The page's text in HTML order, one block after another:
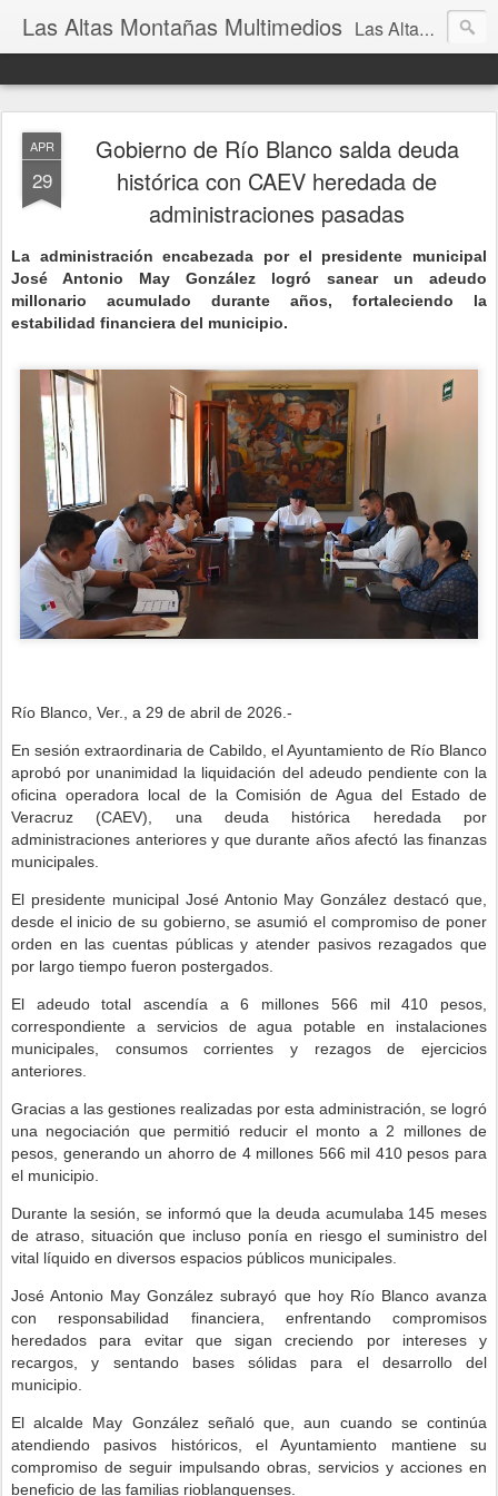
Las Altas Montañas Multimedios Las Altas Montañas Multimedios
APR
29
Gobierno de Río Blanco salda deuda
histórica con CAEV heredada de
administraciones pasadas
La administración encabezada por el presidente municipal
José Antonio May González logró sanear un adeudo
millonario acumulado durante años, fortaleciendo la
estabilidad financiera del municipio.
Río Blanco, Ver., a 29 de abril de 2026.-
En sesión extraordinaria de Cabildo, el Ayuntamiento de Río Blanco
aprobó por unanimidad la liquidación del adeudo pendiente con la
oficina operadora local de la Comisión de Agua del Estado de
Veracruz (CAEV), una deuda histórica heredada por
administraciones anteriores y que durante años afectó las finanzas
municipales.
El presidente municipal José Antonio May González destacó que,
desde el inicio de su gobierno, se asumió el compromiso de poner
orden en las cuentas públicas y atender pasivos rezagados que
por largo tiempo fueron postergados.
El adeudo total ascendía a 6 millones 566 mil 410 pesos,
correspondiente a servicios de agua potable en instalaciones
municipales, consumos corrientes y rezagos de ejercicios
anteriores.
Gracias a las gestiones realizadas por esta administración, se logró
una negociación que permitió reducir el monto a 2 millones de
pesos, generando un ahorro de 4 millones 566 mil 410 pesos para
el municipio.
Durante la sesión, se informó que la deuda acumulaba 145 meses
de atraso, situación que incluso ponía en riesgo el suministro del
vital líquido en diversos espacios públicos municipales.
José Antonio May González subrayó que hoy Río Blanco avanza
con responsabilidad financiera, enfrentando compromisos
heredados para evitar que sigan creciendo por intereses y
recargos, y sentando bases sólidas para el desarrollo del
municipio.
El alcalde May González señaló que, aun cuando se continúa
atendiendo pasivos históricos, el Ayuntamiento mantiene su
compromiso de seguir impulsando obras, servicios y acciones en
beneficio de las familias rioblanquenses.